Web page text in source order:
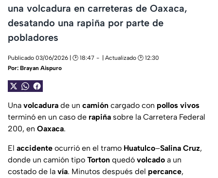
una volcadura en carreteras de Oaxaca,
desatando una rapiña por parte de
pobladores
Publicado 03/06/2026 | 🕑 18:47
| Actualizado 🕑 12:30
Por: Brayan Aispuro
Una volcadura de un camión cargado con pollos vivos
terminó en un caso de rapiña sobre la Carretera Federal
200, en Oaxaca.
El accidente ocurrió en el tramo Huatulco–Salina Cruz,
donde un camión tipo Torton quedó volcado a un
costado de la vía. Minutos después del percance,